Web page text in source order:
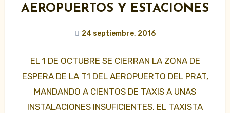
AEROPUERTOS Y ESTACIONES
24 septiembre, 2016
EL 1 DE OCTUBRE SE CIERRAN LA ZONA DE
ESPERA DE LA T1 DEL AEROPUERTO DEL PRAT,
MANDANDO A CIENTOS DE TAXIS A UNAS
INSTALACIONES INSUFICIENTES. EL TAXISTA